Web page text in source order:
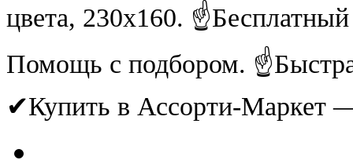
цвета, 230х160.
Помощь с подбором.
✔Купить в Ассорти-Маркет